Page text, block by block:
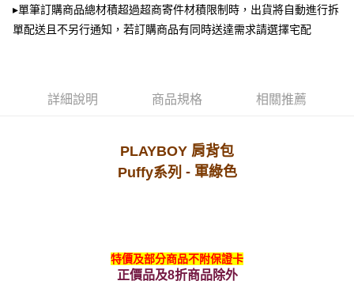
由本公司與您本人進行分期帳單所需資料之確認、核對及更正。
3.完整用戶服務條款，請詳閱以下連結：https://oppay.tw/userRule
每筆NT$100，滿NT$900(含以上)免運費
▸單筆訂購商品總材積超過超商寄件材積限制時，出貨將自動進行拆
單配送且不另行通知，若訂購商品有同時送達需求請選擇宅配
詳細說明 商品規格 相關推薦
PLAYBOY 肩背包
Puffy系列 - 軍綠色
特價及部分商品不附保證卡
正價品及8折商品除外